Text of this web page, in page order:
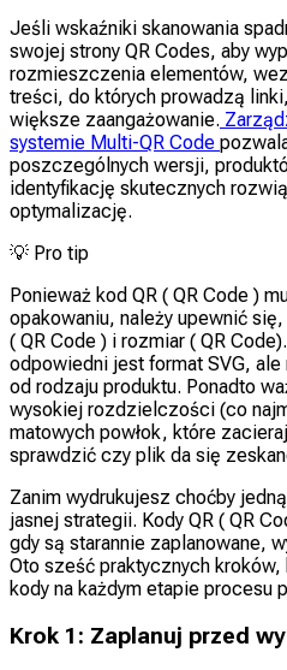
Jeśli wskaźniki skanowania
swojej strony QR Codes, aby
rozmieszczenia elementów,
treści, do których prowadzą
większe zaangażowanie.
systemie Multi-QR Code
poszczególnych wersji,
identyfikację skutecznych
optymalizację.
💡 Pro tip
Ponieważ kod QR ( QR Code )
opakowaniu, należy upewnić
( QR Code ) i rozmiar ( QR
odpowiedni jest format SVG, ale
od rodzaju produktu. Ponadto
wysokiej rozdzielczości (co
matowych powłok, które
sprawdzić czy plik da się
Zanim wydrukujesz choćby
jasnej strategii. Kody QR ( QR
gdy są starannie zaplanowane,
Oto sześć praktycznych
kody na każdym etapie procesu
Krok 1: Zaplanuj przed